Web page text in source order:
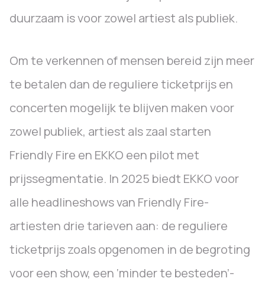
duurzaam is voor zowel artiest als publiek.
Om te verkennen of mensen bereid zijn meer
te betalen dan de reguliere ticketprijs en
concerten mogelijk te blijven maken voor
zowel publiek, artiest als zaal starten
Friendly Fire en EKKO een pilot met
prijssegmentatie. In 2025 biedt EKKO voor
alle headlineshows van Friendly Fire-
artiesten drie tarieven aan: de reguliere
ticketprijs zoals opgenomen in de begroting
voor een show, een ‘minder te besteden’-